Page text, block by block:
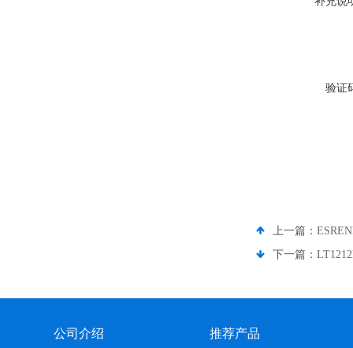
验证
上一篇：
下一篇：
公司介绍 推荐产品